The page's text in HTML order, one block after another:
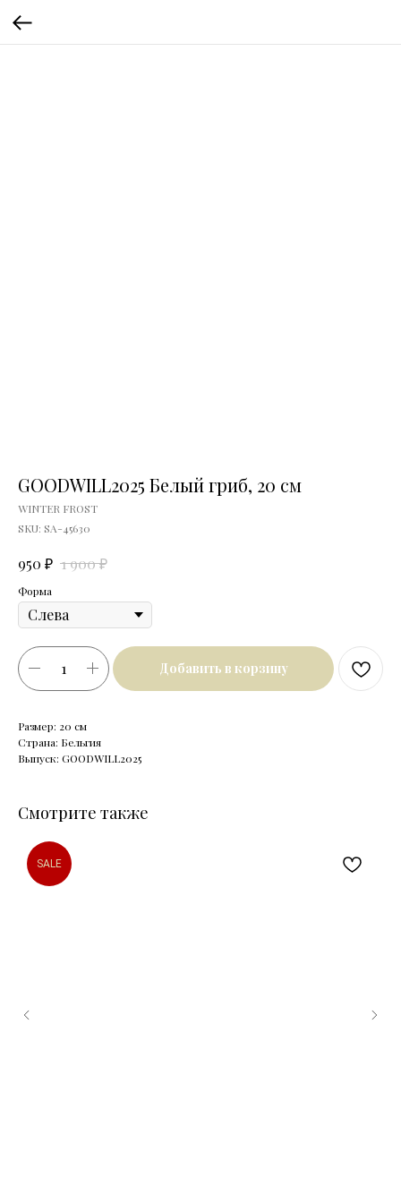
GOODWILL2025 Белый гриб, 20 см
WINTER FROST
SKU: SA-45630
950 ₽ 1 900₽
Форма
Добавить в корзину
Размер: 20 см
Страна: Бельгия
Выпуск: GOODWILL2025
Смотрите также
SALE